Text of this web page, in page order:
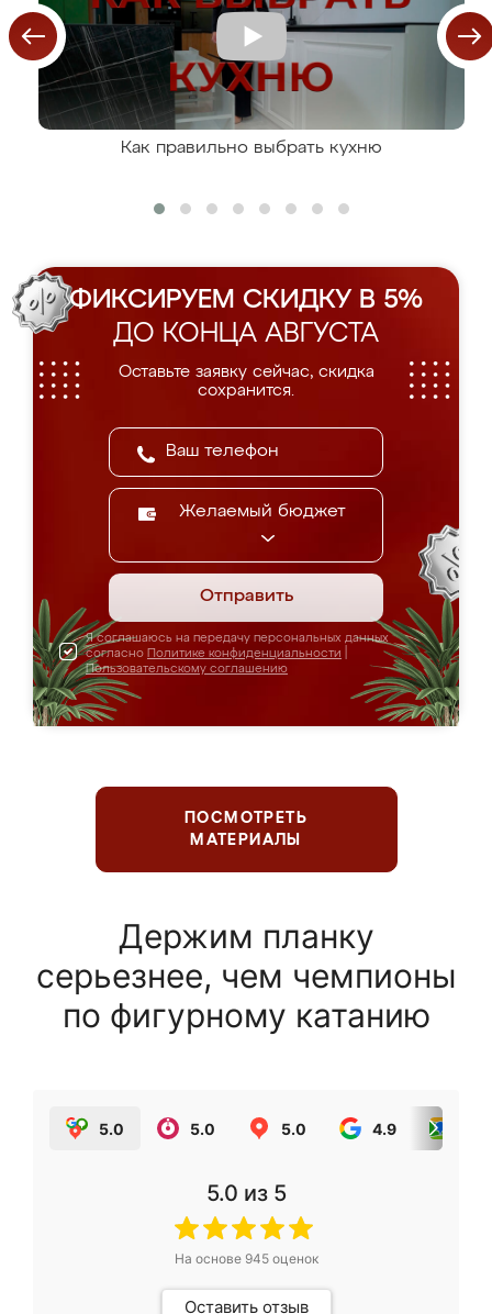
Как правильно выбрать кухню
ФИКСИРУЕМ СКИДКУ В 5%
ДО КОНЦА АВГУСТА
Оставьте заявку сейчас, скидка
сохранится.
Желаемый бюджет
Отправить
Я соглашаюсь на передачу персональных данных
согласно Политике конфиденциальности
Пользовательскому соглашению
ПОСМОТРЕТЬ
МАТЕРИАЛЫ
Держим планку
серьезнее, чем чемпионы
по фигурному катанию
5.0 5.0 5.0 4.9
5.0 из 5
На основе 945оценок
Оставить отзыв